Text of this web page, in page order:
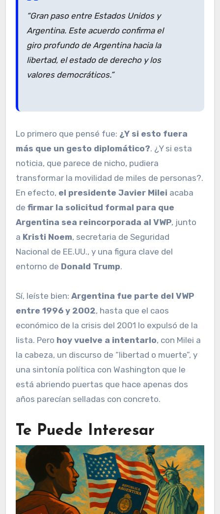
“Gran paso entre Estados Unidos y
Argentina. Este acuerdo confirma el
giro profundo de Argentina hacia la
libertad, el estado de derecho y los
valores democráticos.”
Lo primero que pensé fue: ¿Y si esto fuera
más que un gesto diplomático?. ¿Y si esta
noticia, que parece de nicho, pudiera
transformar la movilidad de miles de personas?.
En efecto, el presidente Javier Milei acaba
de firmar la solicitud formal para que
Argentina sea reincorporada al VWP, junto
a Kristi Noem, secretaria de Seguridad
Nacional de EE.UU., y una figura clave del
entorno de Donald Trump.
Sí, leíste bien: Argentina fue parte del VWP
entre 1996 y 2002, hasta que el caos
económico de la crisis del 2001 lo expulsó de la
lista. Pero hoy vuelve a intentarlo, con Milei a
la cabeza, un discurso de “libertad o muerte”, y
una sintonía política con Washington que le
está abriendo puertas que hace apenas dos
años parecían selladas con concreto.
Te Puede Interesar